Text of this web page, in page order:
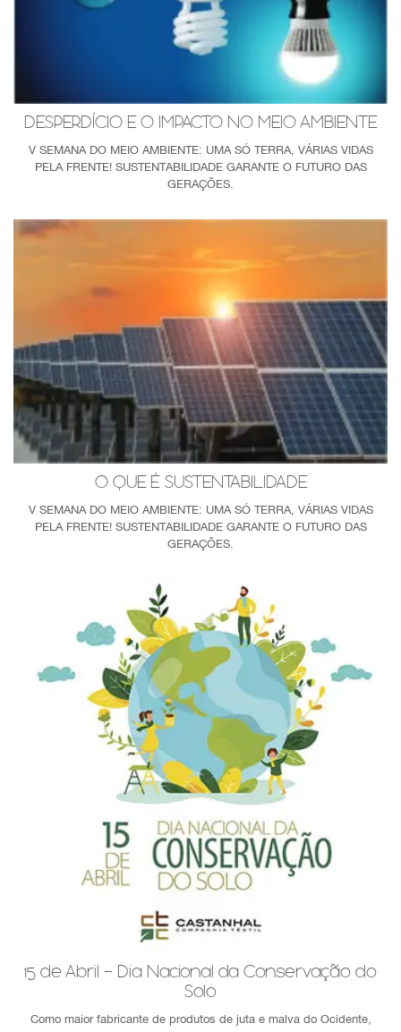
DESPERDÍCIO E O IMPACTO NO MEIO AMBIENTE
V SEMANA DO MEIO AMBIENTE: UMA SÓ TERRA, VÁRIAS VIDAS
PELA FRENTE! SUSTENTABILIDADE GARANTE O FUTURO DAS
GERAÇÕES.
O QUE É SUSTENTABILIDADE
V SEMANA DO MEIO AMBIENTE: UMA SÓ TERRA, VÁRIAS VIDAS
PELA FRENTE! SUSTENTABILIDADE GARANTE O FUTURO DAS
GERAÇÕES.
15 de Abril - Dia Nacional da Conservação do
Solo
Como maior fabricante de produtos de juta e malva do Ocidente,